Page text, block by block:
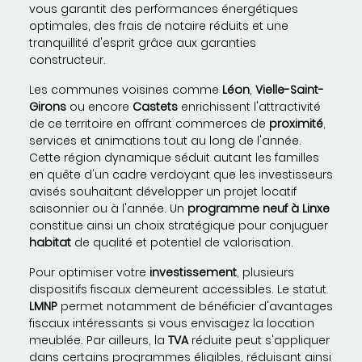
vous garantit des performances énergétiques
optimales, des frais de notaire réduits et une
tranquillité d'esprit grâce aux garanties
constructeur.
Les communes voisines comme Léon, Vielle-Saint-
Girons ou encore Castets enrichissent l'attractivité
de ce territoire en offrant commerces de proximité,
services et animations tout au long de l'année.
Cette région dynamique séduit autant les familles
en quête d'un cadre verdoyant que les investisseurs
avisés souhaitant développer un projet locatif
saisonnier ou à l'année. Un programme neuf à Linxe
constitue ainsi un choix stratégique pour conjuguer
habitat de qualité et potentiel de valorisation.
Pour optimiser votre investissement, plusieurs
dispositifs fiscaux demeurent accessibles. Le statut
LMNP permet notamment de bénéficier d'avantages
fiscaux intéressants si vous envisagez la location
meublée. Par ailleurs, la TVAréduite peut s'appliquer
dans certains programmes éligibles, réduisant ainsi